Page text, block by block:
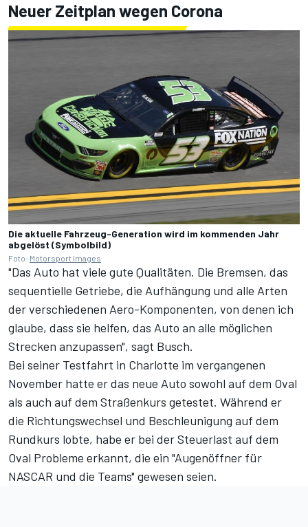
Neuer Zeitplan wegen Corona
Die aktuelle Fahrzeug-Generation wird im kommenden Jahr
abgelöst (Symbolbild)
Foto: Motorsport Images
"Das Auto hat viele gute Qualitäten. Die Bremsen, das
sequentielle Getriebe, die Aufhängung und alle Arten
der verschiedenen Aero-Komponenten, von denen ich
glaube, dass sie helfen, das Auto an alle möglichen
Strecken anzupassen", sagt Busch.
Bei seiner Testfahrt in Charlotte im vergangenen
November hatte er das neue Auto sowohl auf dem Oval
als auch auf dem Straßenkurs getestet. Während er
die Richtungswechsel und Beschleunigung auf dem
Rundkurs lobte, habe er bei der Steuerlast auf dem
Oval Probleme erkannt, die ein "Augenöffner für
NASCAR und die Teams" gewesen seien.